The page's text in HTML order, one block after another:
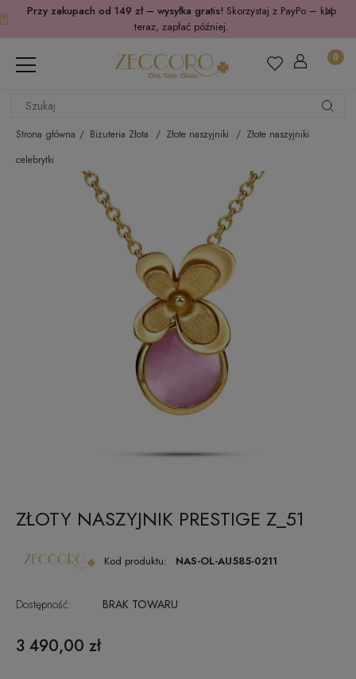
Przy zakupach od 149 zł – wysyłka gratis! Skorzystaj z PayPo – kup
teraz, zapłać później.
Strona główna Biżuteria Złota Złote naszyjniki
Złote naszyjniki
celebrytki
ZŁOTY NASZYJNIK PRESTIGE Z_51
Kod produktu: NAS-OL-AU585-0211
Dostępność: BRAK TOWARU
3 490,00 zł